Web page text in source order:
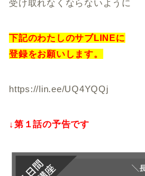
受け取れなくならないように
下記のわたしのサブLINEに
登録をお願いします。
https://lin.ee/UQ4YQQj
↓第１話の予告です